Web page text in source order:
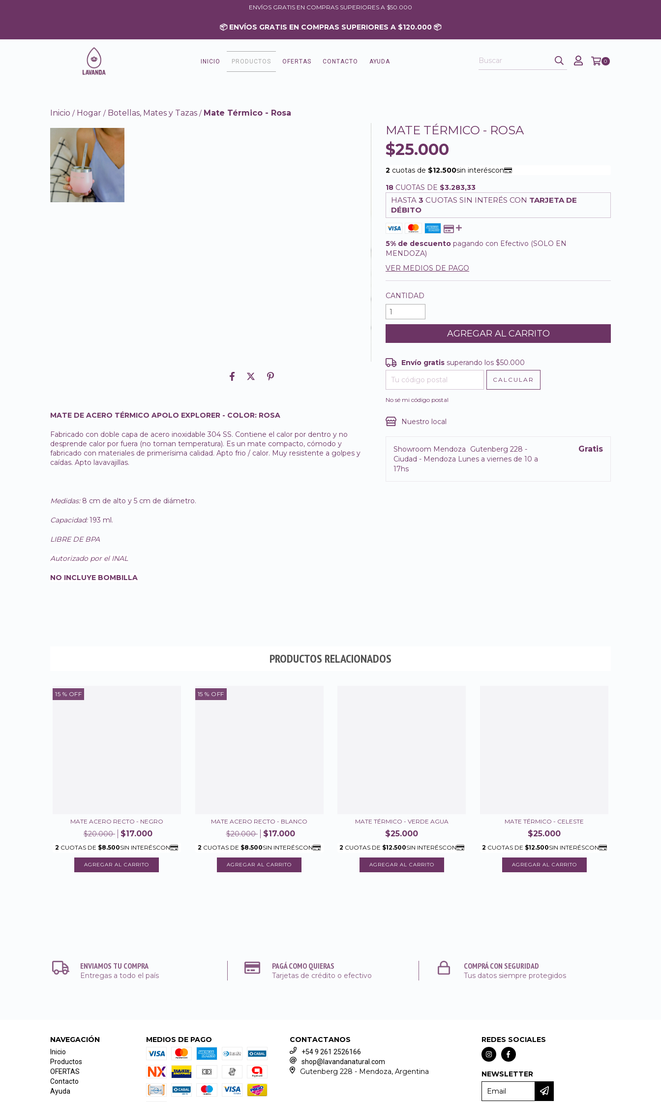
ENVÍOS GRATIS EN COMPRAS SUPERIORES A $50.000
INICIO PRODUCTOS OFERTAS CONTACTO AYUDA 0
Inicio / Hogar / Botellas, Mates y Tazas / Mate Térmico - Rosa
MATE DE ACERO TÉRMICO APOLO EXPLORER - COLOR: ROSA
Fabricado con doble capa de acero inoxidable 304 SS. Contiene el calor por dentro y no
desprende calor por fuera (no toman temperatura). Es un mate compacto, cómodo y
fabricado con materiales de primerísima calidad. Apto frio / calor. Muy resistente a golpes y
caídas. Apto lavavajillas.
Medidas: 8 cm de alto y 5 cm de diámetro.
Capacidad:193 ml.
LIBRE DE BPA
Autorizado por el INAL
NO INCLUYE BOMBILLA
MATE TÉRMICO - ROSA
$25.000
18 CUOTAS DE $3.283,33
HASTA3 CUOTAS SIN INTERÉS CON TARJETA DE
DÉBITO
5% de descuento pagando con Efectivo (SOLO EN
MENDOZA)
VER MEDIOS DE PAGO
CANTIDAD
Envío gratis $50.000
Entregas para el CP:
Envío gratis superando los$50.000
CALCULAR
No sé mi código postal
Nuestro local
Showroom Mendoza
Gutenberg 228 -
Ciudad - Mendoza Lunes a viernes de 10 a
17hs
Gratis
PRODUCTOS RELACIONADOS
15 % OFF
MATE ACERO RECTO - NEGRO
$20.000 $17.000
15 % OFF
MATE ACERO RECTO - BLANCO
$20.000 $17.000
MATE TÉRMICO - VERDE AGUA
$25.000
MATE TÉRMICO - CELESTE
$25.000
ENVIAMOS TU COMPRA
Entregas a todo el país
PAGÁ COMO QUIERAS
Tarjetas de crédito o efectivo
COMPRÁ CON SEGURIDAD
Tus datos siempre protegidos
NAVEGACIÓN
Inicio
Productos
OFERTAS
Contacto
Ayuda
MEDIOS DE PAGO CONTACTANOS
+54 9 261 2526166
shop@lavandanatural.com
Gutenberg 228 - Mendoza, Argentina
REDES SOCIALES
NEWSLETTER